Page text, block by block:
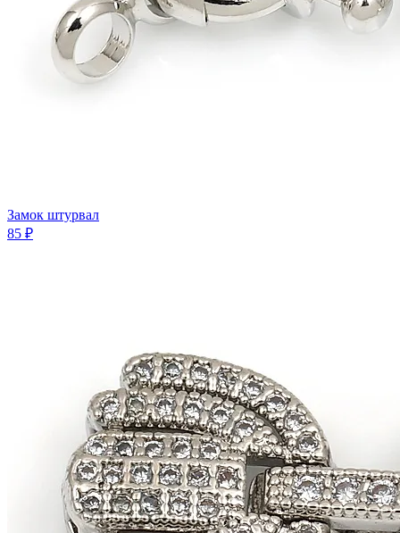
Замок штурвал
85 ₽